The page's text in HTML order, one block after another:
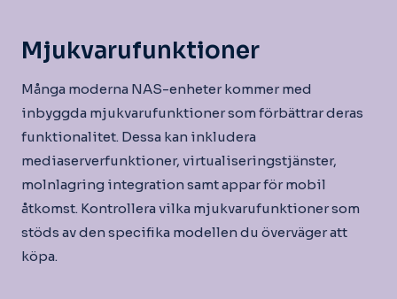
Mjukvarufunktioner
Många moderna NAS-enheter kommer med
inbyggda mjukvarufunktioner som förbättrar deras
funktionalitet. Dessa kan inkludera
mediaserverfunktioner, virtualiseringstjänster,
molnlagring integration samt appar för mobil
åtkomst. Kontrollera vilka mjukvarufunktioner som
stöds av den specifika modellen du överväger att
köpa.